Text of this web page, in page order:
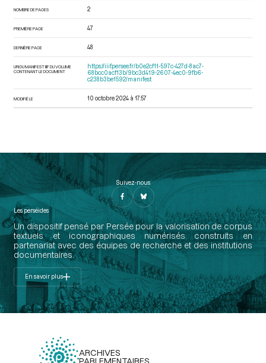
NOMBRE DE PAGES 2
PREMIÈRE PAGE 47
DERNIÈRE PAGE 48
URI DU MANIFEST IIIF DU VOLUME
CONTENANT LE DOCUMENT
https://iiif.persee.fr/b0e2cf11-597c-427d-8ac7-
68bcc0acf13b/9bc3d419-2607-4ec0-9fb6-
c238b3be1592/manifest
MODIFIÉ LE 10 octobre 2024 à 17:57
Suivez-nous
Les perséides
Un dispositif pensé par Persée pour la valorisation de corpus
textuels et iconographiques numérisés construits en
partenariat avec des équipes de recherche et des institutions
documentaires.
En savoir plus
ARCHIVES